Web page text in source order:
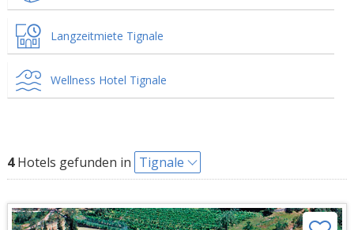
Langzeitmiete Tignale
Wellness Hotel Tignale
4Hotels gefunden in Tignale